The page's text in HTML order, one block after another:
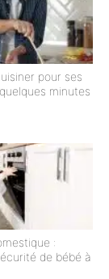
pour ses
minutes
:
de bébé à